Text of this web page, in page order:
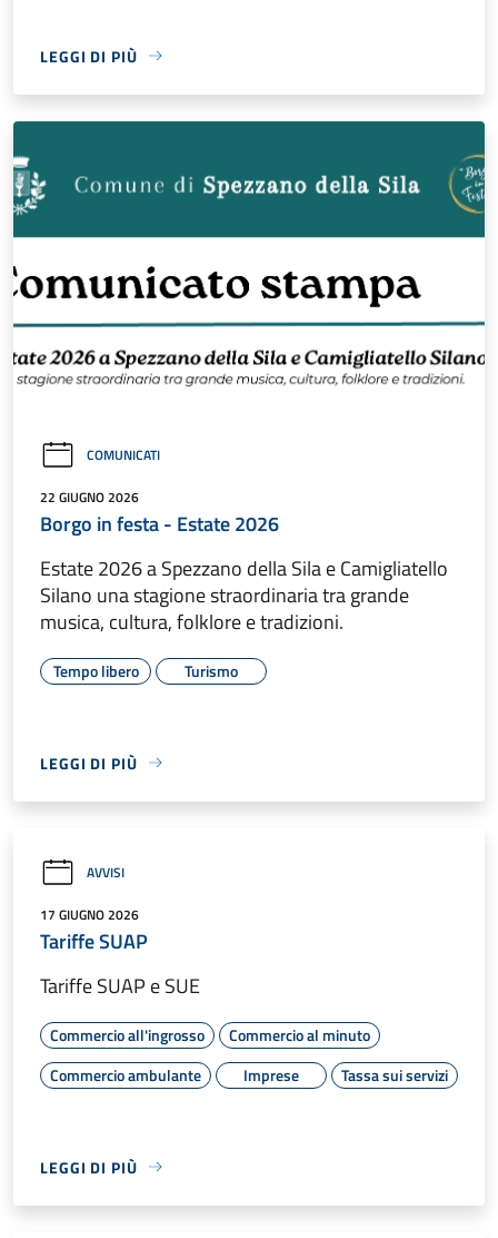
LEGGI DI PIÙ
COMUNICATI
22 GIUGNO 2026
Borgo in festa - Estate 2026
Estate 2026 a Spezzano della Sila e Camigliatello
Silano una stagione straordinaria tra grande
musica, cultura, folklore e tradizioni.
Tempo libero Turismo
LEGGI DI PIÙ
AVVISI
17 GIUGNO 2026
Tariffe SUAP
Tariffe SUAP e SUE
Commercio all'ingrosso
Commercio al minuto
Commercio ambulante
Imprese Tassa sui servizi
LEGGI DI PIÙ